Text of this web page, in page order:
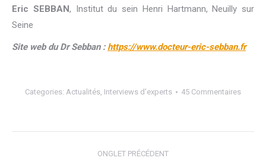
Eric SEBBAN, Institut du sein Henri Hartmann, Neuilly sur
Seine
Site web du Dr Sebban :https://www.docteur-eric-sebban.fr
Categories: Actualités, Interviews d'experts 45 Commentaires
NavigationONGLET PRÉCÉDENT